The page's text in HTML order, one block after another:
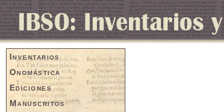
Inventarios
Onomástica
Ediciones
Manuscritos